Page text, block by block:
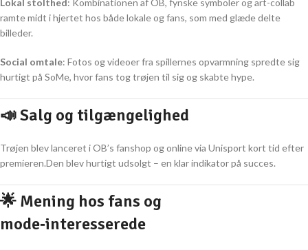
Lokal stolthed: Kombinationen af OB, fynske symboler og art-collab
ramte midt i hjertet hos både lokale og fans, som med glæde delte
billeder.
Social omtale: Fotos og videoer fra spillernes opvarmning spredte sig
hurtigt på SoMe, hvor fans tog trøjen til sig og skabte hype.
📣 Salg og tilgængelighed
Trøjen blev lanceret i OB’s fanshop og online via Unisport kort tid efter
premieren.Den blev hurtigt udsolgt – en klar indikator på succes.
🌟 Mening hos fans og
mode‑interesserede